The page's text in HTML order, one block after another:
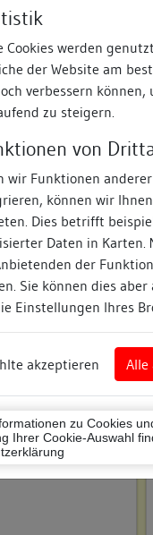
Cookies werden
der Website am
verbessern
zu steigern.
von
wir Funktionen
können wir
Dies betrifft
Daten in Karten.
der
Sie können dies
Einstellungen Ihres
akzeptieren Alle
zu Cookies
Ihrer Cookie-Auswahl